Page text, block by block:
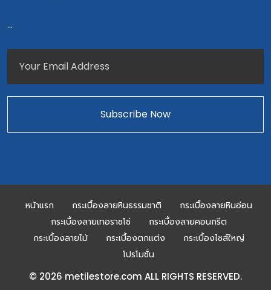
...
หน้าแรก กระเบื้องลายหินธรรมชาติ
กระเบื้องลายหินอ่อน
กระเบื้องลายเทอราซโซ่
กระเบื้องลายคอนกรีต
กระเบื้องลายไม้
กระเบื้องตกแต่ง
กระเบื้องไซส์ใหญ่
โปรโมชั่น
© 2026 metilestore.com ALL RIGHTS RESERVED.